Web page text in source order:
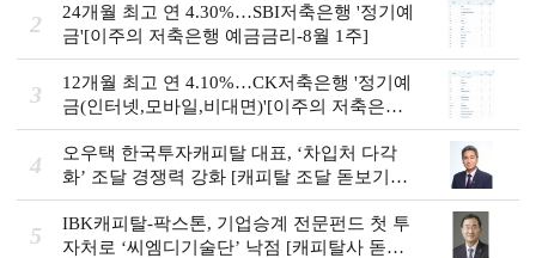
2
24개월 최고 연 4.30%…SBI저축은행 '정기예
금'[이주의 저축은행 예금금리-8월 1주]
3
12개월 최고 연 4.10%…CK저축은행 '정기예
금(인터넷,모바일,비대면)'[이주의 저축은행
예금금리-8월 1주]
4
오우택 한국투자캐피탈 대표, ‘차입처 다각
화ʼ 조달 경쟁력 강화 [캐피탈 조달 돋보기
(12)]
5
IBK캐피탈-팍스톤, 기업승계 전문펀드 첫 투
자처로 ‘씨엠디기술단’ 낙점 [캐피탈사 돋보